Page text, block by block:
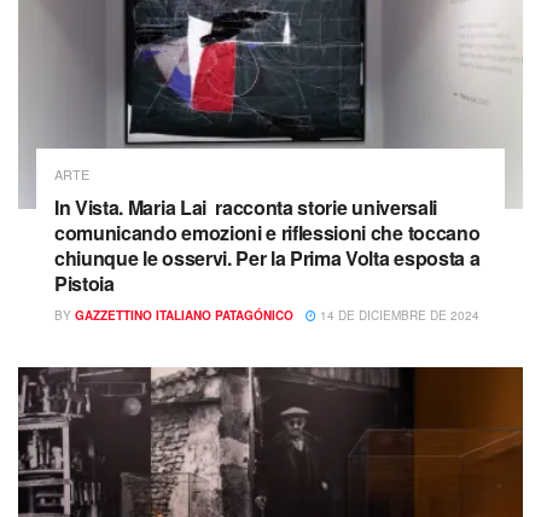
ARTE
In Vista. Maria Lai racconta storie universali
comunicando emozioni e riflessioni che toccano
chiunque le osservi. Per la Prima Volta esposta a
Pistoia
BY GAZZETTINO ITALIANO PATAGÓNICO 14 DE DICIEMBRE DE 2024